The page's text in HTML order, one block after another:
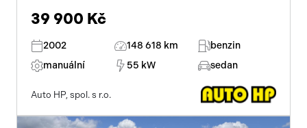
39 900 Kč
2002 148 618 km
benzin
manuální
55 kW sedan
Auto HP, spol. s r.o.